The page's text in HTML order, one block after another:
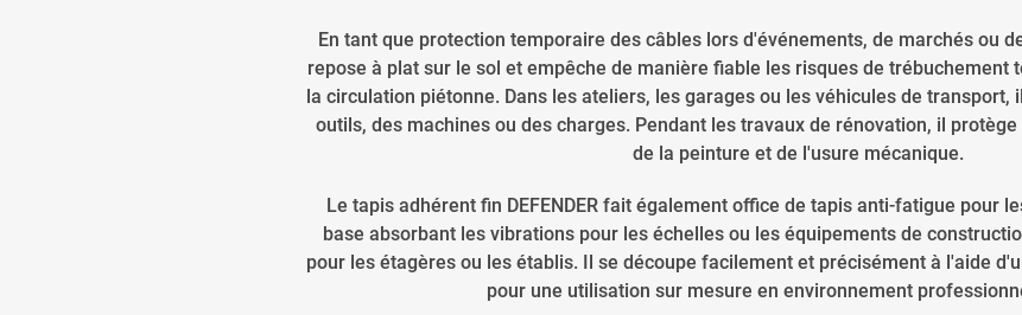
En tant que protection temporaire des câbles lors d'événements, de marchés ou
repose à plat sur le sol et empêche de manière fiable les risques de trébuchement
la circulation piétonne. Dans les ateliers, les garages ou les véhicules de transport,
outils, des machines ou des charges. Pendant les travaux de rénovation, il
de la peinture et de l'usure mécanique.
Le tapis adhérent fin DEFENDER fait également office de tapis anti-fatigue pour
base absorbant les vibrations pour les échelles ou les équipements de
pour les étagères ou les établis. Il se découpe facilement et précisément à l'aide
pour une utilisation sur mesure en environnement